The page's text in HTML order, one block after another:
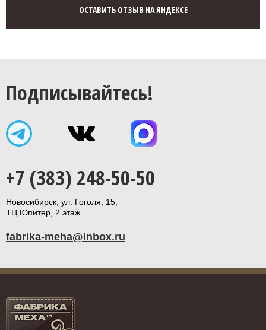
ОСТАВИТЬ ОТЗЫВ НА ЯНДЕКСЕ
Подписывайтесь!
+7 (383) 248-50-50
Новосибирск, ул. Гоголя, 15,
ТЦ Юпитер, 2 этаж
fabrika-meha@inbox.ru